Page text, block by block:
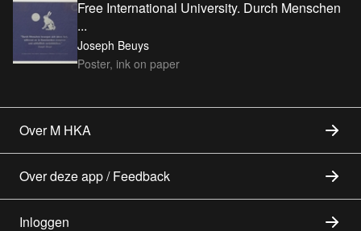
Free International University. Durch Menschen
...
Joseph Beuys
Poster, ink on paper
Over M HKA
Over deze app / Feedback
Inloggen